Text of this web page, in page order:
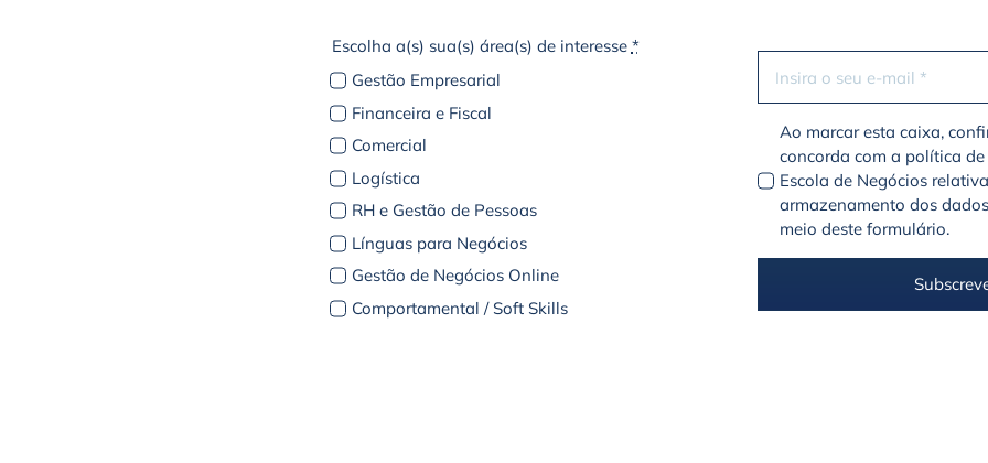
Escolha a(s) sua(s) área(s) de interesse *
Gestão Empresarial
Financeira e Fiscal
Comercial
Logística
RH e Gestão de Pessoas
Línguas para Negócios
Gestão de Negócios Online
Comportamental / Soft Skills
Ao marcar esta caixa,
concorda com a política
Escola de Negócios
armazenamento dos
meio deste formulário.